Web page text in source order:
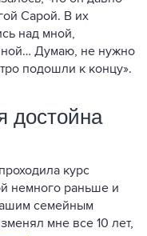
Сарой. В их
над мной,
Думаю, не нужно
подошли к концу».
достойна
курс
немного раньше и
семейным
мне все 10 лет,